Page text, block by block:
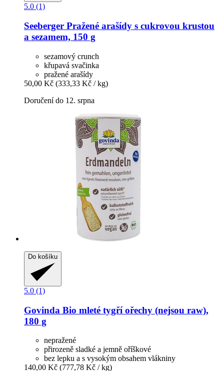
5.0 (1)
Seeberger Pražené arašídy s cukrovou krustou
a sezamem, 150 g
sezamový crunch
křupavá svačinka
pražené arašídy
50,00 Kč (333,33 Kč / kg)
Doručení do 12. srpna
Do košíku
5.0 (1)
Govinda Bio mleté tygří ořechy (nejsou raw),
180 g
nepražené
přirozeně sladké a jemně oříškové
bez lepku a s vysokým obsahem vlákniny
140,00 Kč (777,78 Kč / kg)